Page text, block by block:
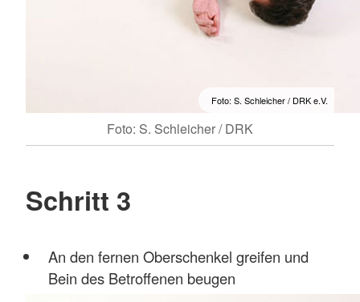
Foto: S. Schleicher / DRK e.V.
Foto: S. Schleicher / DRK
Schritt 3
An den fernen Oberschenkel greifen und
Bein des Betroffenen beugen